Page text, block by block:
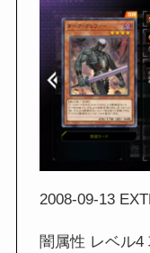
2008-09-13
闇属性 レベル4